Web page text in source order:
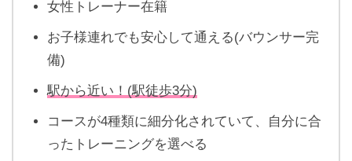
女性トレーナー在籍
お子様連れでも安心して通える(バウンサー完
備)
駅から近い！(駅徒歩3分)
コースが4種類に細分化されていて、自分に合
ったトレーニングを選べる